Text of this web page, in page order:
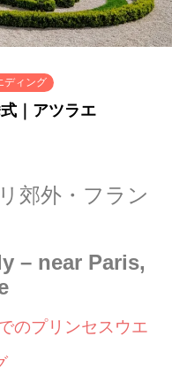
ディング
｜アツラエ
郊外・フラン
– near Paris,
のプリンセスウエ